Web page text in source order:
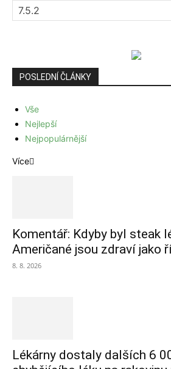
POSLEDNÍ ČLÁNKY
Vše
Nejlepší
Nejpopulárnější
Více
Komentář: Kdyby byl steak
Američané jsou zdraví jako
8. 8. 2026
Lékárny dostaly dalších 6